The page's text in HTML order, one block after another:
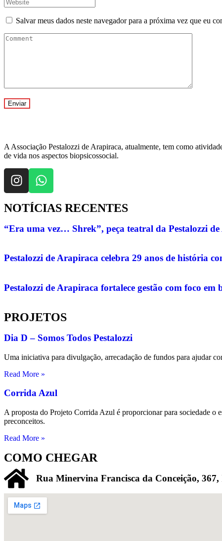
Salvar meus dados neste navegador para a próxima vez que eu
A Associação Pestalozzi de Arapiraca, atualmente, tem como
de vida nos aspectos biopsicossocial.
NOTÍCIAS RECENTES
“Era uma vez… Shrek”, peça teatral da Pestalozzi
Pestalozzi de Arapiraca celebra 29 anos de história
Pestalozzi de Arapiraca fortalece gestão com foco em
PROJETOS
Dia D – Somos Todos Pestalozzi
Uma iniciativa para divulgação, arrecadação de fundos para ajudar
Read More »
Corrida Azul
A proposta do Projeto Corrida Azul é proporcionar para sociedade o
preconceitos.
Read More »
COMO CHEGAR
Rua Minervina Francisca da Conceição, 367,